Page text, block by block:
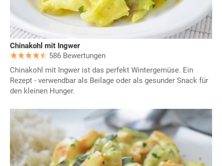
Chinakohl mit Ingwer
586 Bewertungen
Chinakohl mit Ingwer ist das perfekt Wintergemüse. Ein
Rezept - verwendbar als Beilage oder als gesunder Snack für
den kleinen Hunger.